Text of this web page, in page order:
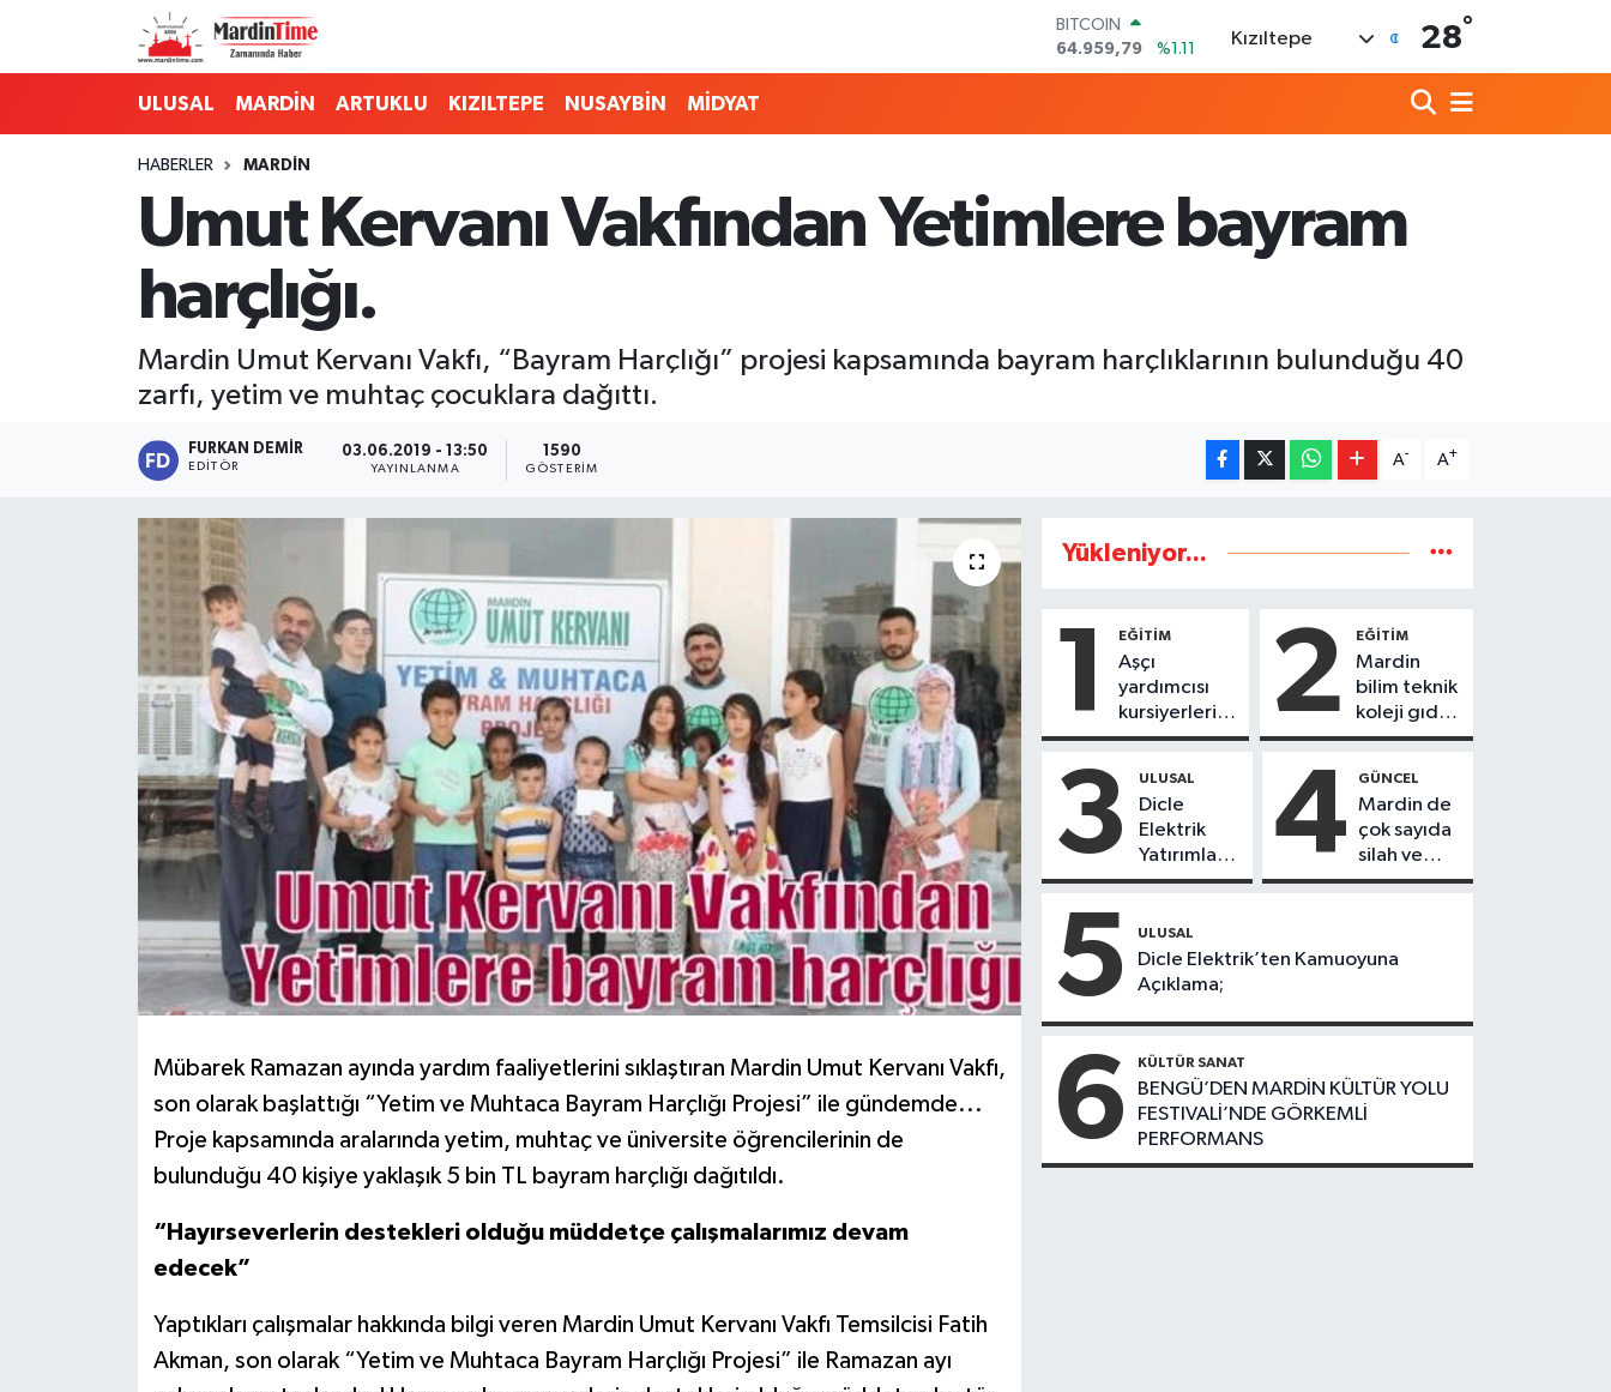
BITCOIN
64.959,79
%1.11
DOLAR
GRAM ALTIN
6660.55
%0.03
Kızıltepe 28°
ULUSAL MARDİN ARTUKLU KIZILTEPE NUSAYBİN MİDYAT
HABERLER MARDİN
Umut Kervanı Vakfından Yetimlere bayram
harçlığı.
Mardin Umut Kervanı Vakfı, “Bayram Harçlığı” projesi kapsamında bayram harçlıklarının bulunduğu 40
zarfı, yetim ve muhtaç çocuklara dağıttı.
FURKAN DEMIR
EDITÖR
03.06.2019 - 13:50
YAYINLANMA
1590
GÖSTERIM
A- A+
Mübarek Ramazan ayında yardım faaliyetlerini sıklaştıran Mardin Umut Kervanı Vakfı,
son olarak başlattığı “Yetim ve Muhtaca Bayram Harçlığı Projesi” ile gündemde...
Proje kapsamında aralarında yetim, muhtaç ve üniversite öğrencilerinin de
bulunduğu 40 kişiye yaklaşık 5 bin TL bayram harçlığı dağıtıldı.
“Hayırseverlerin destekleri olduğu müddetçe çalışmalarımız devam
edecek”
Yaptıkları çalışmalar hakkında bilgi veren Mardin Umut Kervanı Vakfı Temsilcisi Fatih
Akman, son olarak “Yetim ve Muhtaca Bayram Harçlığı Projesi” ile Ramazan ayı
Yükleniyor...
1 EĞİTİM
Aşçı
yardımcısı
kursiyerleri
eğitimlerini
tamamladı
2 EĞİTİM
Mardin
bilim teknik
koleji gıda
teknolojisi
ürettikleri
gıda
ürünlerini
satarak
köydeki
desteğinde
3 ULUSAL
Dicle
Elektrik
Yatırımları
Sonuç
Mardin’de
Kayıp
Kaçak
Büyük
Düşüş
4 GÜNCEL
Mardin de
çok sayıda
silah ve
mühimmat
5 ULUSAL
Dicle Elektrik’ten Kamuoyuna
Açıklama;
6 KÜLTÜR SANAT
BENGÜ’DEN MARDİN KÜLTÜR YOLU
FESTIVALİ’NDE GÖRKEMLİ
PERFORMANS
Mardin Nöbetçi Eczaneler
Mardin Namaz Vakitleri
Mardin Trafik Yoğunluk Haritası
Süper Lig Puan Durumu ve Fikstür
Tüm Manşetler
Son Dakika Haberleri
Haber Arşivi